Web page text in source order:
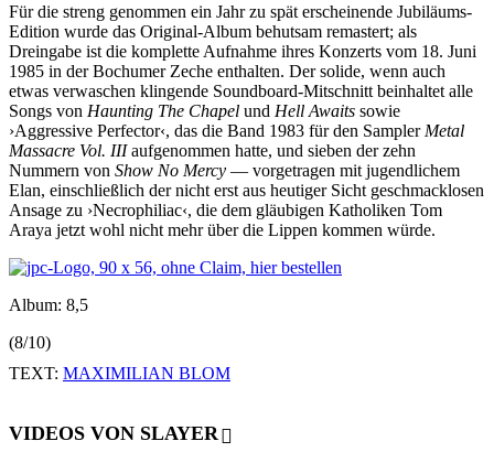
Für die streng genommen ein Jahr zu spät erscheinende Jubiläums-
Edition wurde das Original-Album behutsam remastert; als
Dreingabe ist die komplette Aufnahme ihres Konzerts vom 18. Juni
1985 in der Bochumer Zeche enthalten. Der solide, wenn auch
etwas verwaschen klingende Soundboard-Mitschnitt beinhaltet alle
Songs von Haunting The Chapel und Hell Awaits sowie
›Aggressive Perfector‹, das die Band 1983 für den Sampler Metal
Massacre Vol. IIIaufgenommen hatte, und sieben der zehn
Nummern von Show No Mercy — vorgetragen mit jugendlichem
Elan, einschließlich der nicht erst aus heutiger Sicht geschmacklosen
Ansage zu ›Necrophiliac‹, die dem gläubigen Katholiken Tom
Araya jetzt wohl nicht mehr über die Lippen kommen würde.
Album: 8,5
(8/10)
TEXT: MAXIMILIAN BLOM
VIDEOS VON SLAYER